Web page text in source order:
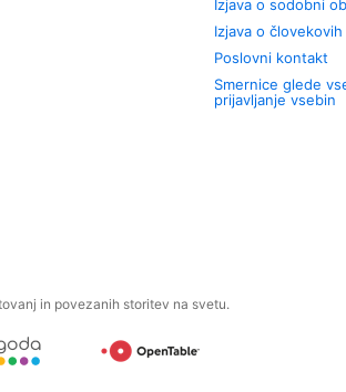
Izjava o sodobni
Izjava o
Poslovni kontakt
Smernice glede
prijavljanje vsebin
in povezanih storitev na svetu.